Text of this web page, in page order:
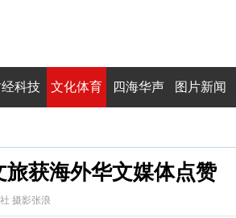
科技 文化体育 四海华声 图片新闻
获海外华文媒体点赞
摄影张浪